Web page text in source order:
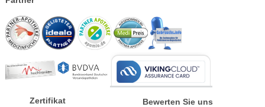
Zertifikat Bewerten Sie uns